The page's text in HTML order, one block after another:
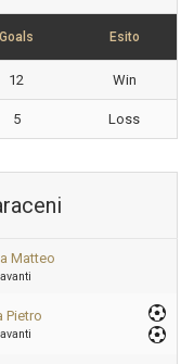
Goals Esito
12 Win
5 Loss
Matteo
Pietro